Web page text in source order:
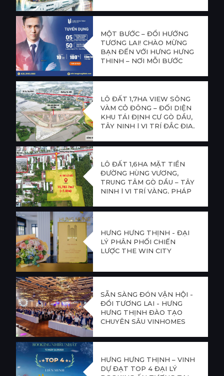
MỘT BƯỚC – ĐỔI HƯỚNG
TƯƠNG LAI! CHÀO MỪNG
BẠN ĐẾN VỚI HƯNG HƯNG
THỊNH – NƠI MỖI BƯỚC
PHÁ!
LÔ ĐẤT 1,7HA VIEW SÔNG
VÀM CỎ ĐÔNG – ĐỐI DIỆN
KHU TÁI ĐỊNH CƯ GÒ DẦU,
TÂY NINH | VỊ TRÍ ĐẮC ĐỊA,
CỰC LỚN
LÔ ĐẤT 1,6HA MẶT TIỀN
ĐƯỜNG HÙNG VƯƠNG,
TRUNG TÂM GÒ DẦU – TÂY
NINH | VỊ TRÍ VÀNG, PHÁP
SINH LỜI CAO
HƯNG HƯNG THỊNH - ĐẠI
LÝ PHÂN PHỐI CHIẾN
LƯỢC THE WIN CITY
SẴN SÀNG ĐÓN VẬN HỘI -
ĐỔI TƯƠNG LAI - HƯNG
HƯNG THỊNH ĐÀO TẠO
CHUYÊN SÂU VINHOMES
HƯNG HƯNG THỊNH – VINH
DỰ ĐẠT TOP 4 ĐẠI LÝ